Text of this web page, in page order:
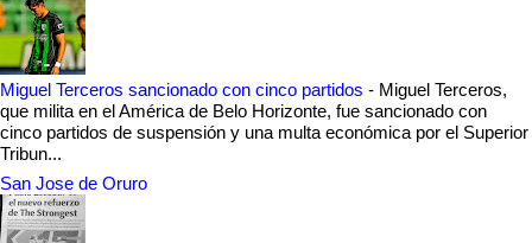
Miguel Terceros sancionado con cinco partidos - Miguel Terceros,
que milita en el América de Belo Horizonte, fue sancionado con
cinco partidos de suspensión y una multa económica por el Superior
Tribun...
San Jose de Oruro